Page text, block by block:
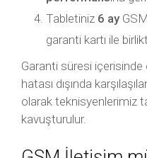
Tabletiniz 6 ay
garanti kartı ile
Garanti süresi içerisinde
hatası dışında
olarak teknisyenlerimiz
kavuşturulur.